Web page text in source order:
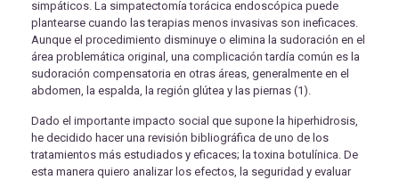
simpáticos. La simpatectomía torácica endoscópica puede
plantearse cuando las terapias menos invasivas son ineficaces.
Aunque el procedimiento disminuye o elimina la sudoración en el
área problemática original, una complicación tardía común es la
sudoración compensatoria en otras áreas, generalmente en el
abdomen, la espalda, la región glútea y las piernas (1).
Dado el importante impacto social que supone la hiperhidrosis,
he decidido hacer una revisión bibliográfica de uno de los
tratamientos más estudiados y eficaces; la toxina botulínica. De
esta manera quiero analizar los efectos, la seguridad y evaluar